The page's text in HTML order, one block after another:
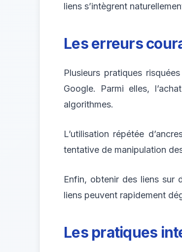
liens s’intègrent
Les erreurs
Plusieurs pratiques
Google. Parmi elles,
algorithmes.
L’utilisation répétée
tentative de manipulation
Enfin, obtenir des liens sur
liens peuvent rapidement
Les pratiques